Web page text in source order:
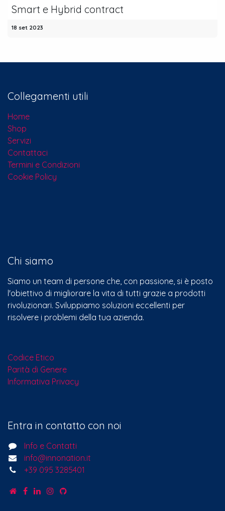
Smart e Hybrid contract
18 set 2023
Collegamenti utili
Home
Shop
Servizi
Contattaci​
Termini e Condizioni
Cookie Policy
Chi siamo
Siamo un team di persone che, con passione, si è posto
l'obiettivo di migliorare la vita di tutti grazie a prodotti
rivoluzionari. Sviluppiamo soluzioni eccellenti per
risolvere i problemi della tua azienda.
Codice Etico
Parità di Genere
Informativa Privacy
Entra in contatto con noi
Info e Contatti
info@innonation.it
+39 095 3285401